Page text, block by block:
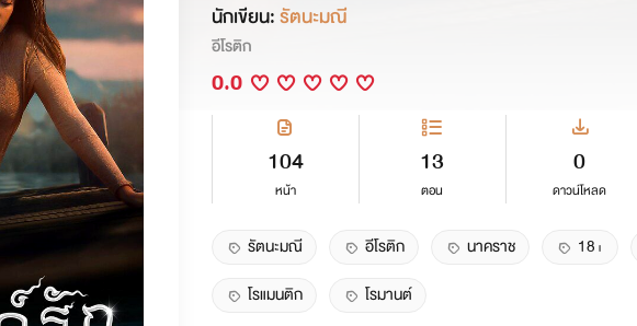
นักเขียน:รัตนะมณี
อีโรติก
0.0
104
หน้า
13
ตอน
0
ดาวน์โหลด
รัตนะมณี อีโรติก นาคราช 18+
โรแมนติก
โรมานต์